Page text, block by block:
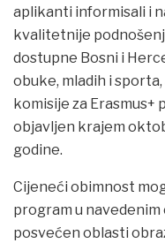
aplikanti informisali i
kvalitetnije
dostupne Bosni i
obuke, mladih i
komisije za
objavljen krajem
godine.
Cijeneći obimnost
program u navedenim
posvećen oblasti